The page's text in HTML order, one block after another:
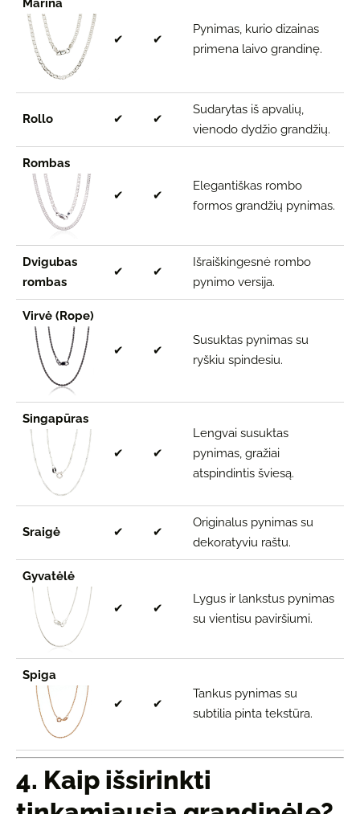
Marina
✔ ✔
Pynimas, kurio dizainas
primena laivo grandinę.
Rollo ✔ ✔
Sudarytas iš apvalių,
vienodo dydžio grandžių.
Rombas
✔ ✔
Elegantiškas rombo
formos grandžių pynimas.
Dvigubas
rombas
✔ ✔
Išraiškingesnė rombo
pynimo versija.
Virvė (Rope)
✔ ✔
Susuktas pynimas su
ryškiu spindesiu.
Singapūras
✔ ✔
Lengvai susuktas
pynimas, gražiai
atspindintis šviesą.
Sraigė ✔ ✔
Originalus pynimas su
dekoratyviu raštu.
Gyvatėlė
✔ ✔
Lygus ir lankstus pynimas
su vientisu paviršiumi.
Spiga
✔
✔
Tankus pynimas su
subtilia pinta tekstūra.
4. Kaip išsirinkti